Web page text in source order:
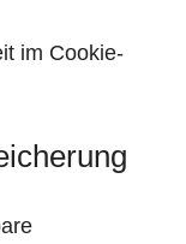
im Cookie-